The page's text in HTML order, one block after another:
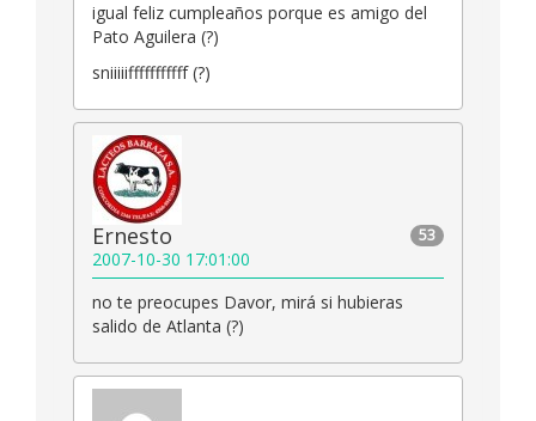
igual feliz cumpleaños porque es amigo del
Pato Aguilera (?)
sniiiiifffffffffff (?)
53
Ernesto
2007-10-30 17:01:00
no te preocupes Davor, mirá si hubieras
salido de Atlanta (?)